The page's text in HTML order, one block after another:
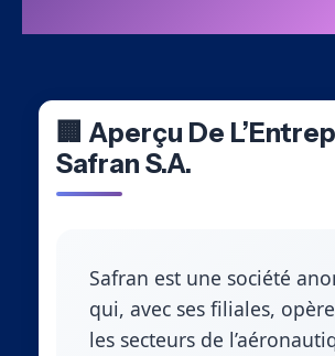
🏢 Aperçu De
Safran S.A.
Safran est une société
qui, avec ses filiales,
les secteurs de